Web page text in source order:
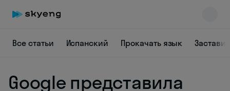
Все статьи Испанский Прокачать язык
Google представила
Skyeng Chat
online